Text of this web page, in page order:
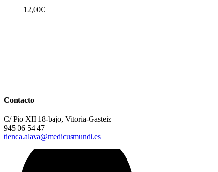
12,00€
Contacto
C/ Pio XII 18-bajo, Vitoria-Gasteiz
945 06 54 47
tienda.alava@medicusmundi.es